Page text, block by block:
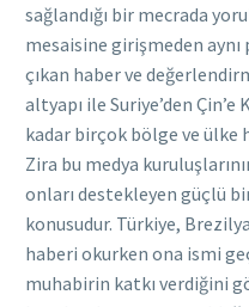
sağlandığı bir mecrada
mesaisine girişmeden
çıkan haber ve
altyapı ile Suriye’den Çin’e
kadar birçok bölge ve ülke
Zira bu medya
onları destekleyen güçlü
konusudur. Türkiye,
haberi okurken ona ismi
muhabirin katkı verdiğini